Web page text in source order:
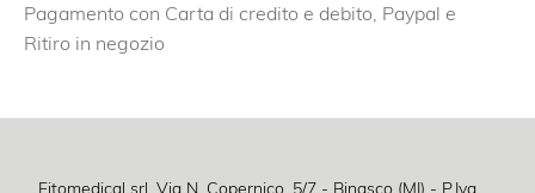
Pagamento con Carta di credito e debito, Paypal e
Ritiro in negozio
Fitomedical srl, Via N. Copernico, 5/7 - Binasco (MI) - P.Iva